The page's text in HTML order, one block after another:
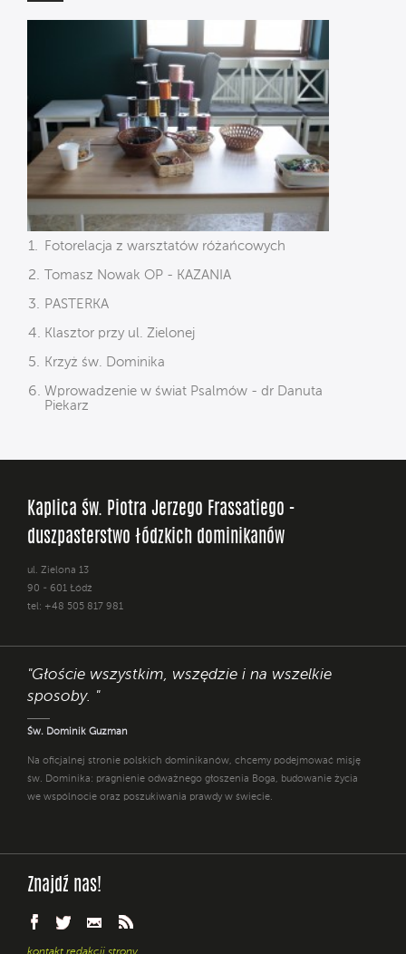
Fotorelacja z warsztatów różańcowych
Tomasz Nowak OP - KAZANIA
PASTERKA
Klasztor przy ul. Zielonej
Krzyż św. Dominika
Wprowadzenie w świat Psalmów - dr Danuta
Piekarz
Kaplica św. Piotra Jerzego Frassatiego -
duszpasterstwo łódzkich dominikanów
ul. Zielona 13
90 - 601 Łódź
tel: +48 505 817 981
"Głoście wszystkim, wszędzie i na wszelkie
sposoby. "
Św. Dominik Guzman
Na oficjalnej stronie polskich dominikanów, chcemy podejmować misję
św. Dominika: pragnienie odważnego głoszenia Boga, budowanie życia
we wspólnocie oraz poszukiwania prawdy w świecie.
Znajdź nas!